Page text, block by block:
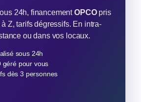
24h, financementOPCOpris
Z, tarifs dégressifs. En intra-
ou dans vos locaux.
sous 24h
géré pour vous
dès 3 personnes